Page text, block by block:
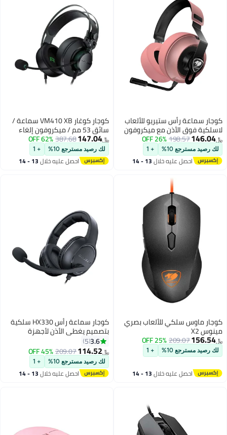
رأس ستيريو للألعاب
الأذن مع ميكروفون
198.57
26% OFF
10%
+ 1
عليه خلال 13 - 14
كوجار كوغار VM410 XB سماعة /
سائق 53 مم / ميكروفون إلغاء
الضوضاء
﷼‏ 147.04
387.68
62% OFF
لك رصيد مسترجع 10% + 1
احصل عليه خلال 13 - 14
سلكي للألعاب بصري
209.07
25% OFF
10%
+ 1
عليه خلال 13 - 14
كوجار سماعة رأس HX330 سلكية
بتصميم يغطي الأذن لأجهزة
بوكس ون / إكس بوكس سيريس
إكس / نينتندو سويتش / الكمبيوتر
209.07
45% OFF
لك رصيد مسترجع 10% + 1
احصل عليه خلال 13 - 14